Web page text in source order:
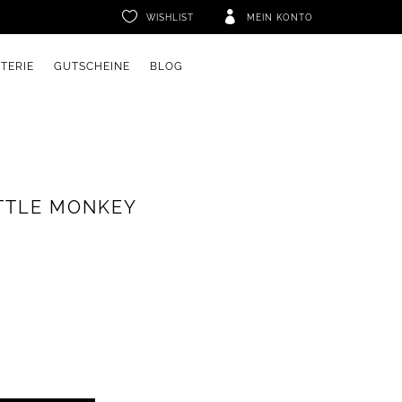
 WISHLIST  MEIN KONTO
GUTSCHEINE BLOG
MONKEY